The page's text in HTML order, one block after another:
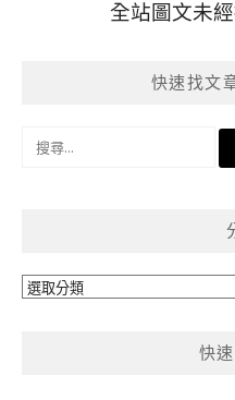
全站圖文未
快速找文
分
快